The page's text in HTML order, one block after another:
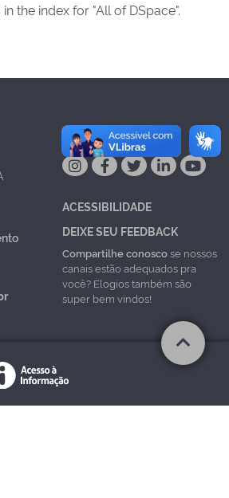
the index for "All of DSpace".
NAS REDES
ACESSIBILIDADE
DEIXE SEU FEEDBACK
Compartilhe conoscose nossos
canais estão adequados pra
você? Elogios também são
super bem vindos!